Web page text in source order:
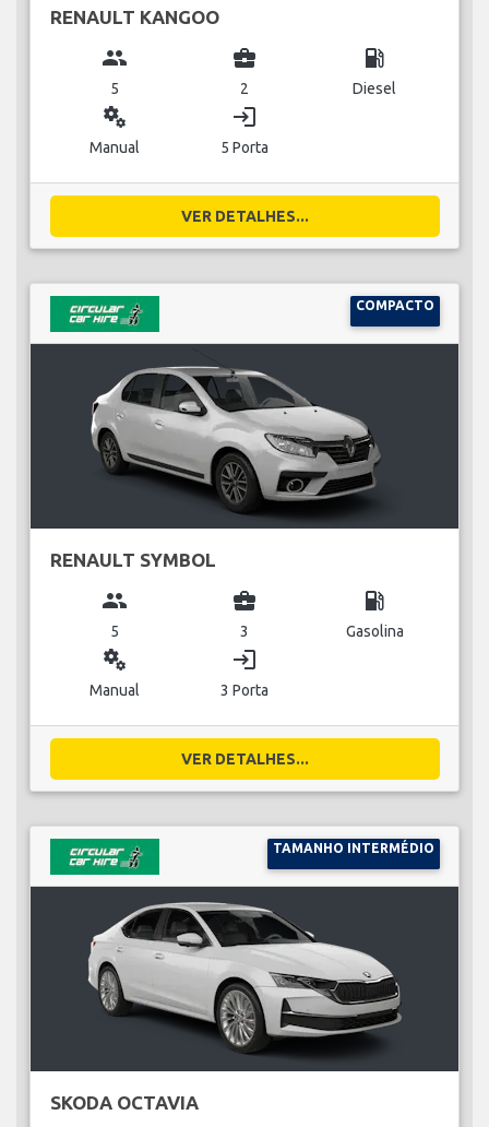
RENAULT KANGOO
group
5
business_center
2
local_gas_station
Diesel
miscellaneous_services
Manual
login
5 Porta
VER DETALHES...
COMPACTO
RENAULT SYMBOL
group
5
business_center
3
local_gas_station
Gasolina
miscellaneous_services
Manual
login
3 Porta
VER DETALHES...
TAMANHO INTERMÉDIO
SKODA OCTAVIA